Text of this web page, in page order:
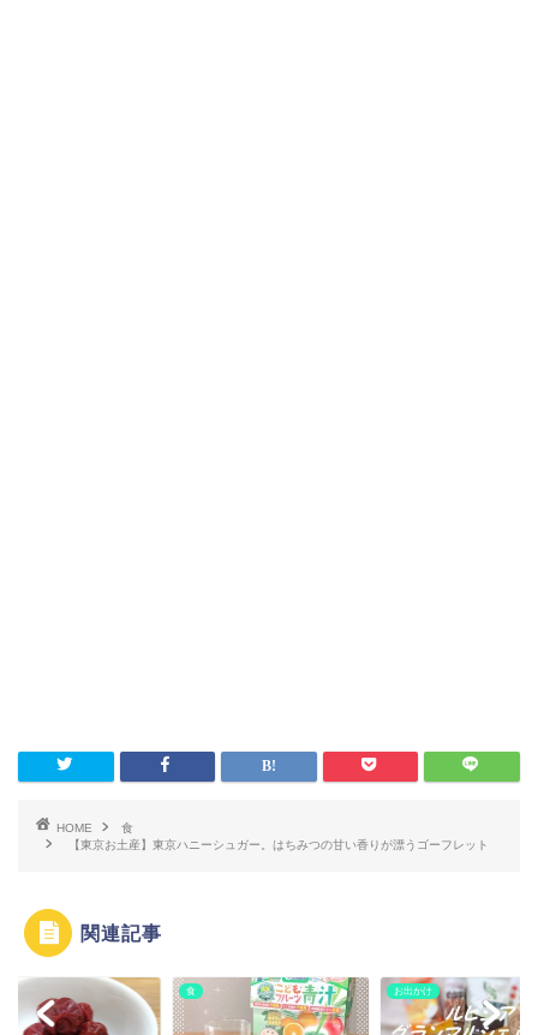
HOME
食
【東京お土産】東京ハニーシュガー。はちみつの甘い香りが漂うゴーフレット
関連記事
食 お出かけ